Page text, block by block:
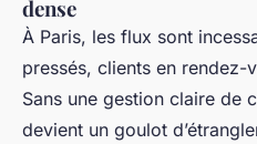
dense
À Paris, les flux sont
pressés, clients en rendez-
Sans une gestion claire de
devient un goulot